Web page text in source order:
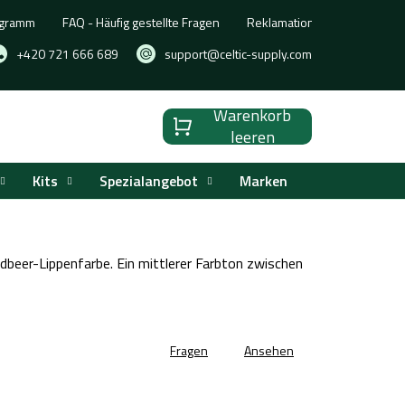
+420 721 666 689 support@celtic-supply.com
FAQ - Häufig gestellte Fragen Reklamation, Umtausch
Warenkorb
Warenkorb
leeren
Kits Spezialangebot Marken
Lippenfarbe. Ein mittlerer Farbton zwischen
Fragen Ansehen